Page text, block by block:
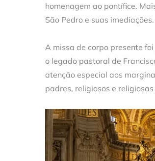
homenagem ao pontífice.
São Pedro e suas imediações.
A missa de corpo presente
o legado pastoral de
atenção especial aos
padres, religiosos e